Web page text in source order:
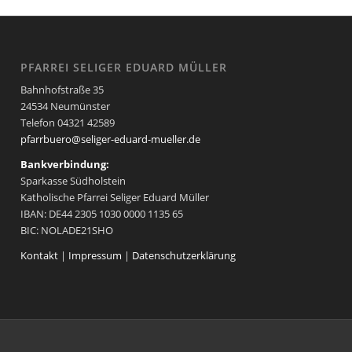
PFARREI SELIGER EDUARD MÜLLER
Bahnhofstraße 35
24534 Neumünster
Telefon 04321 42589
pfarrbuero@seliger-eduard-mueller.de
Bankverbindung:
Sparkasse Südholstein
Katholische Pfarrei Seliger Eduard Müller
IBAN: DE44 2305 1030 0000 1135 65
BIC: NOLADE21SHO
Kontakt | Impressum | Datenschutzerklärung